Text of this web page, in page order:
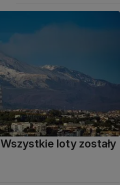
loty zostały